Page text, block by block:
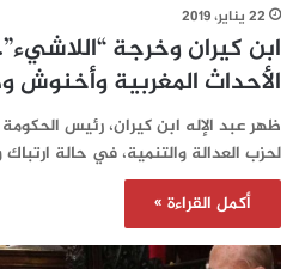
22 يناير، 2019
ابن كيران وخرجة
الأحداث المغربية
ظهر عبد الإله ابن كيران، رئيس
لحزب العدالة والتنمية، في حالة
أكمل القراءة »